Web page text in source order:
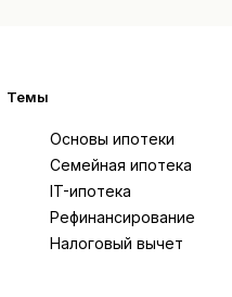
Темы
Основы ипотеки
Семейная ипотека
IT-ипотека
Рефинансирование
Налоговый вычет